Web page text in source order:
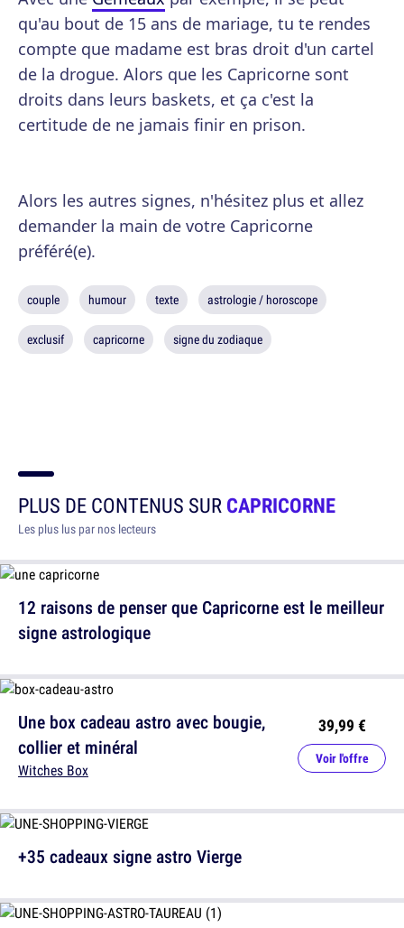
qu'au bout de 15 ans de mariage, tu te rendes
compte que madame est bras droit d'un cartel
de la drogue. Alors que les Capricorne sont
droits dans leurs baskets, et ça c'est la
certitude de ne jamais finir en prison.
Alors les autres signes, n'hésitez plus et allez
demander la main de votre Capricorne
préféré(e).
couple humour texte astrologie / horoscope
exclusif capricorne signe du zodiaque
PLUS DE CONTENUS SURCAPRICORNE
Les plus lus par nos lecteurs
12 raisons de penser que Capricorne est le meilleur
signe astrologique
+35 cadeaux signe astro Vierge
Une box cadeau astro avec bougie,
collier et minéral
Witches Box
39,99 €
Voir l'offre